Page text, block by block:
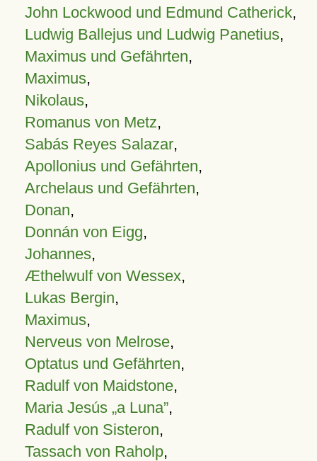
John Lockwood und Edmund Catherick,
Ludwig Ballejus und Ludwig Panetius,
Maximus und Gefährten,
Maximus,
Nikolaus,
Romanus von Metz,
Sabás Reyes Salazar,
Apollonius und Gefährten,
Archelaus und Gefährten,
Donan,
Donnán von Eigg,
Johannes,
Æthelwulf von Wessex,
Lukas Bergin,
Maximus,
Nerveus von Melrose,
Optatus und Gefährten,
Radulf von Maidstone,
Maria Jesús „a Luna”,
Radulf von Sisteron,
Tassach von Raholp,